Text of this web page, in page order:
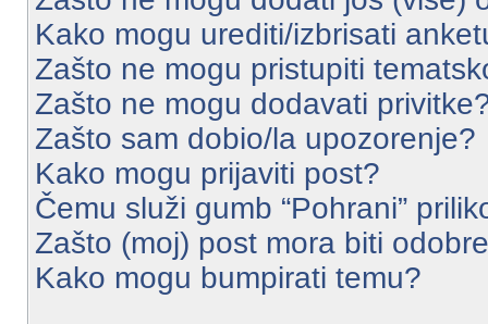
Kako mogu urediti/izbrisati
Zašto ne mogu pristupiti
Zašto ne mogu dodavati
Zašto sam dobio/la upozorenje?
Kako mogu prijaviti post?
Čemu služi gumb “Pohrani”
Zašto (moj) post mora biti
Kako mogu bumpirati temu?